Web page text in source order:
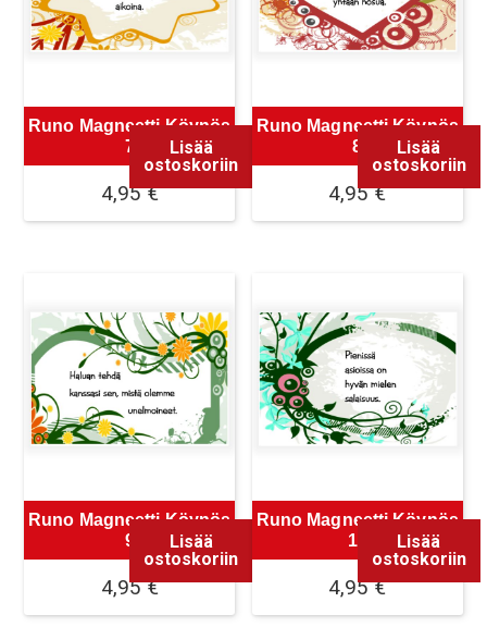
Runo Magneetti Köynös
7
4,95€
Lisää
ostoskoriin
Runo Magneetti Köynös
8
4,95€
Lisää
ostoskoriin
Runo Magneetti Köynös
9
4,95€
Lisää
ostoskoriin
Runo Magneetti Köynös
10
4,95€
Lisää
ostoskoriin